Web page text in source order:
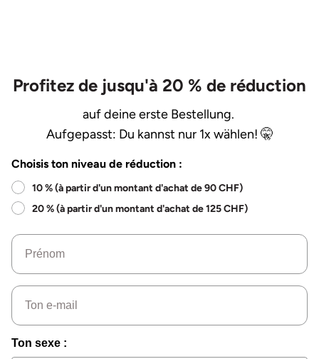
Profitez de jusqu'à 20 % de réduction
auf deine erste Bestellung.
Aufgepasst: Du kannst nur 1x wählen! 🤫
Choisis ton niveau de réduction :
10 % (à partir d'un montant d'achat de 90 CHF)
20 % (à partir d'un montant d'achat de 125 CHF)
Nom
Email
Ton sexe :